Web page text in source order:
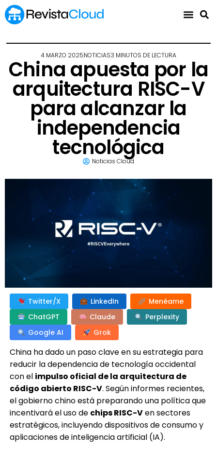
4 MARZO 2025NOTICIAS3 MINUTOS DE LECTURA
China apuesta por la
arquitectura RISC-V
para alcanzar la
independencia
tecnológica
Noticias Cloud
Twitter/X LinkedIn
Menéame
ChatGPT
Claude
Perplexity
Google AI
Grok
China ha dado un paso clave en su estrategia para
reducir la dependencia de tecnología occidental
con el impulso oficial de la arquitectura de
código abierto RISC-V. Según informes recientes,
el gobierno chino está preparando una política que
incentivará el uso de chips RISC-Ven sectores
estratégicos, incluyendo dispositivos de consumo y
aplicaciones de inteligencia artificial (IA).